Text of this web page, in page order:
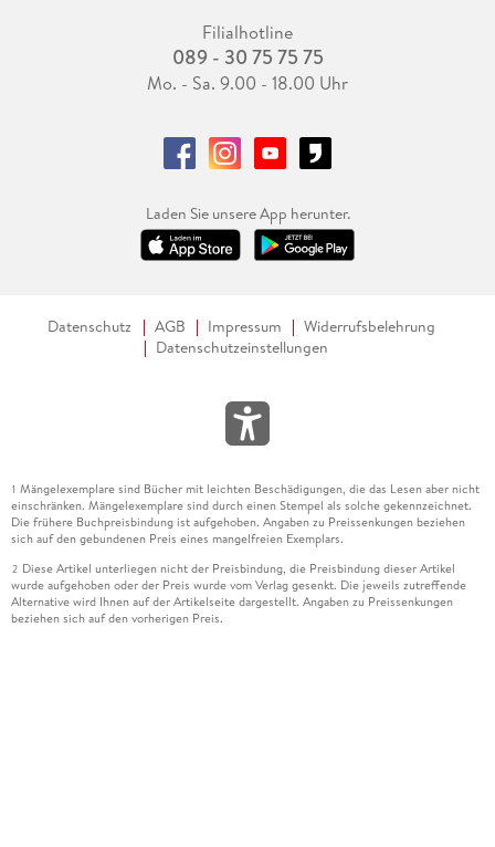
Filialhotline
089 - 30 75 75 75
Mo. - Sa. 9.00 - 18.00 Uhr
Laden Sie unsere App herunter.
Datenschutz AGB Impressum
Widerrufsbelehrung
Datenschutzeinstellungen
1 Mängelexemplare sind Bücher mit leichten Beschädigungen, die das Lesen aber nicht
einschränken. Mängelexemplare sind durch einen Stempel als solche gekennzeichnet.
Die frühere Buchpreisbindung ist aufgehoben. Angaben zu Preissenkungen beziehen
sich auf den gebundenen Preis eines mangelfreien Exemplars.
2 Diese Artikel unterliegen nicht der Preisbindung, die Preisbindung dieser Artikel
wurde aufgehoben oder der Preis wurde vom Verlag gesenkt. Die jeweils zutreffende
Alternative wird Ihnen auf der Artikelseite dargestellt. Angaben zu Preissenkungen
beziehen sich auf den vorherigen Preis.